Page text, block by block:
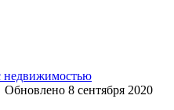
недвижимостью
Обновлено 8 сентября 2020